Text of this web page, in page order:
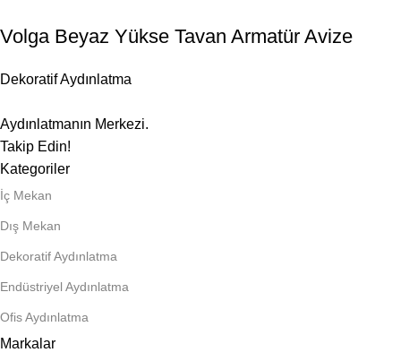
Volga Beyaz Yükse Tavan Armatür Avize
Dekoratif Aydınlatma
Aydınlatmanın Merkezi.
Takip Edin!
Kategoriler
İç Mekan
Dış Mekan
Dekoratif Aydınlatma
Endüstriyel Aydınlatma
Ofis Aydınlatma
Markalar